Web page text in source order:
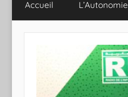
News
sur
Accueil L’Autonomie